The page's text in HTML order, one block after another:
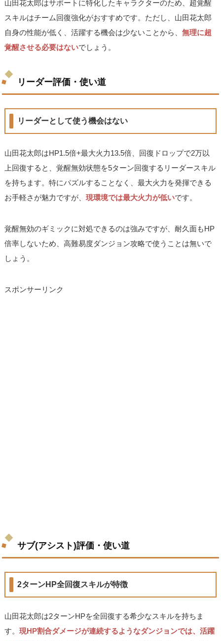
山田花太郎はサポートに特化したキャラクターのため、超覚醒
スキルはチーム回復強化がおすすめです。ただし、山田花太郎
自身の性能が低く、活躍する機会は少ないことから、無理に超
覚醒させる必要はないでしょう。
リーダー評価・使い道
リーダーとして使う機会はない
山田花太郎はHP1.5倍+最大火力13.5倍、回復ドロップで2万以
上回復すると、覚醒無効状態を5ターン回復するリーダースキル
を持ちます。特にパズルすることなく、最大火力を発揮できる
お手軽さが魅力ですが、現環境では最大火力が低いです。
覚醒無効のギミックに対処できるのは強みですが、耐久面もHP
倍率しないため、高難易度ダンジョン攻略で使うことは無いで
しょう。
スポンサーリンク
サブ(アシスト)評価・使い道
2ターンHP全回復スキルが特徴
山田花太郎は2ターンHPを全回復する希少なスキルを持ちま
す。現HP割合ダメージが連続するようなダンジョンでは、活躍